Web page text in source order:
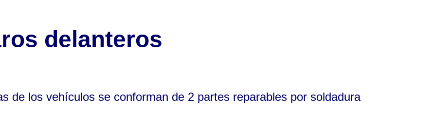
delanteros
de los vehículos se conforman de 2 partes reparables por soldadura